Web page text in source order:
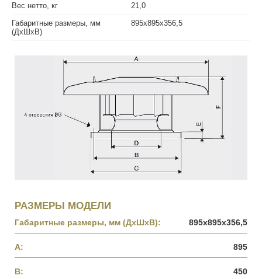
Вес нетто, кг
21,0
Габаритные размеры, мм
(ДхШхВ)
895х895х356,5
РАЗМЕРЫ МОДЕЛИ
Габаритные размеры, мм (ДхШхВ): 895х895х356,5
A: 895
B: 450